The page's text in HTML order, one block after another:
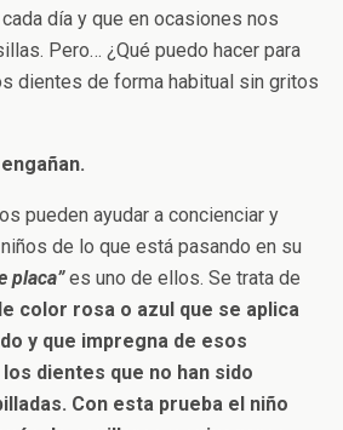
día y que en ocasiones nos
Pero… ¿Qué puedo hacer para
dientes de forma habitual sin gritos
pueden ayudar a concienciar y
de lo que está pasando en su
placa”es uno de ellos. Se trata de
color rosa o azul que se aplica
y que impregna de esos
dientes que no han sido
Con esta prueba el niño